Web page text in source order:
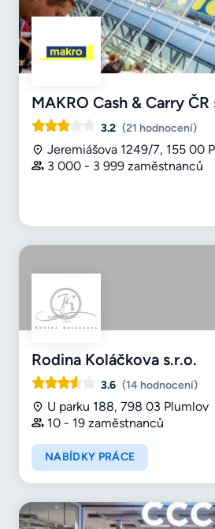
MAKRO Cash & Carry ČR
3.2 (21 hodnocení)
Jeremiášova 1249/7, 155 00
3 000 - 3 999 zaměstnanců
Rodina Koláčkova s.r.o.
3.6 (14 hodnocení)
U parku 188, 798 03 Plumlov
10 - 19 zaměstnanců
NABÍDKY PRÁCE